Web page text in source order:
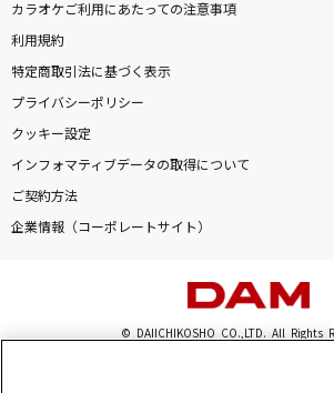
カラオケご利用にあたっての注意事項
利用規約
特定商取引法に基づく表示
プライバシーポリシー
クッキー設定
インフォマティブデータの取得について
ご契約方法
企業情報（コーポレートサイト）
© DAIICHIKOSHO CO.,LTD. All Rights
このサイトに掲載されている一切の文章・画像・写真・